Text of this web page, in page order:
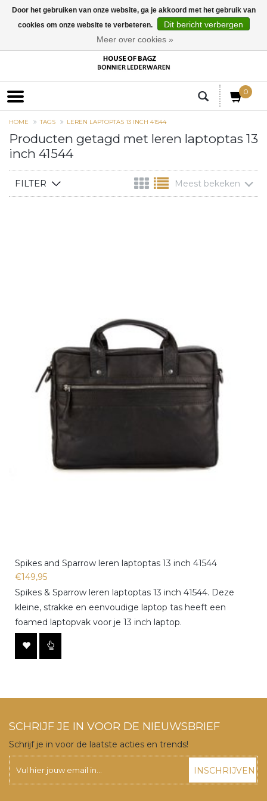
0
HOME TAGS LEREN LAPTOPTAS 13 INCH 41544
Producten getagd met leren laptoptas 13
inch 41544
FILTER Meest bekeken
Spikes and Sparrow leren laptoptas 13 inch 41544
€149,95
Spikes & Sparrow leren laptoptas 13 inch 41544. Deze
kleine, strakke en eenvoudige laptop tas heeft een
foamed laptopvak voor je 13 inch laptop.
SCHRIJF JE IN VOOR DE NIEUWSBRIEF
Schrijf je in voor de laatste acties en trends!
INSCHRIJVEN
Door het gebruiken van onze website, ga je akkoord met het gebruik van
cookies om onze website te verbeteren.
Dit bericht verbergen
Meer over cookies »